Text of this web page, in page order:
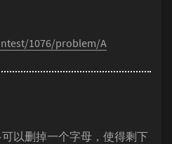
1076/problem/A
以删掉一个字母，使得剩下